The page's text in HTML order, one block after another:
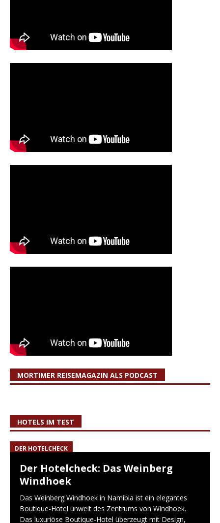
MORTIMER REISEMAGAZIN ALS PODCAST
HOTELS IM TEST
DER HOTELCHECK
Der Hotelcheck: Das Weinberg
Windhoek
Das Weinberg Windhoek in Namibia ist ein elegantes
Boutique-Hotel unweit des Zentrums von Windhoek.
Das luxuriöse Boutique-Hotel überzeugt mit Design,